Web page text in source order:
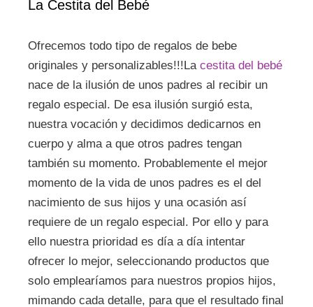
La Cestita del Bebé
Ofrecemos todo tipo de regalos de bebe
originales y personalizables!!!La cestita del bebé
nace de la ilusión de unos padres al recibir un
regalo especial. De esa ilusión surgió esta,
nuestra vocación y decidimos dedicarnos en
cuerpo y alma a que otros padres tengan
también su momento. Probablemente el mejor
momento de la vida de unos padres es el del
nacimiento de sus hijos y una ocasión así
requiere de un regalo especial. Por ello y para
ello nuestra prioridad es día a día intentar
ofrecer lo mejor, seleccionando productos que
solo emplearíamos para nuestros propios hijos,
mimando cada detalle, para que el resultado final